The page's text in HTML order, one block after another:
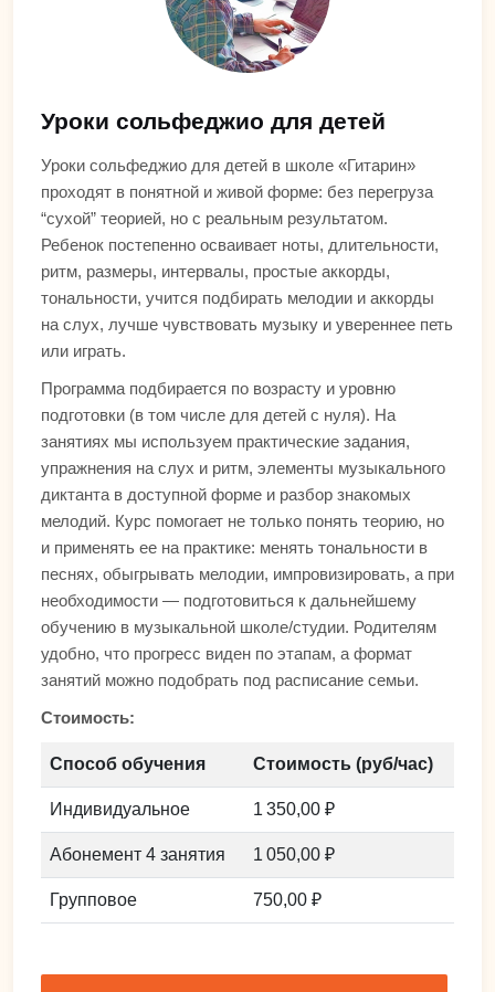
Уроки сольфеджио для детей
Уроки сольфеджио для детей в школе «Гитарин»
проходят в понятной и живой форме: без перегруза
“сухой” теорией, но с реальным результатом.
Ребенок постепенно осваивает ноты, длительности,
ритм, размеры, интервалы, простые аккорды,
тональности, учится подбирать мелодии и аккорды
на слух, лучше чувствовать музыку и увереннее петь
или играть.
Программа подбирается по возрасту и уровню
подготовки (в том числе для детей с нуля). На
занятиях мы используем практические задания,
упражнения на слух и ритм, элементы музыкального
диктанта в доступной форме и разбор знакомых
мелодий. Курс помогает не только понять теорию, но
и применять ее на практике: менять тональности в
песнях, обыгрывать мелодии, импровизировать, а при
необходимости — подготовиться к дальнейшему
обучению в музыкальной школе/студии. Родителям
удобно, что прогресс виден по этапам, а формат
занятий можно подобрать под расписание семьи.
Стоимость:
Способ обучения Стоимость (руб/час)
Индивидуальное 1 350,00 ₽
Абонемент 4 занятия 1 050,00 ₽
Групповое 750,00 ₽